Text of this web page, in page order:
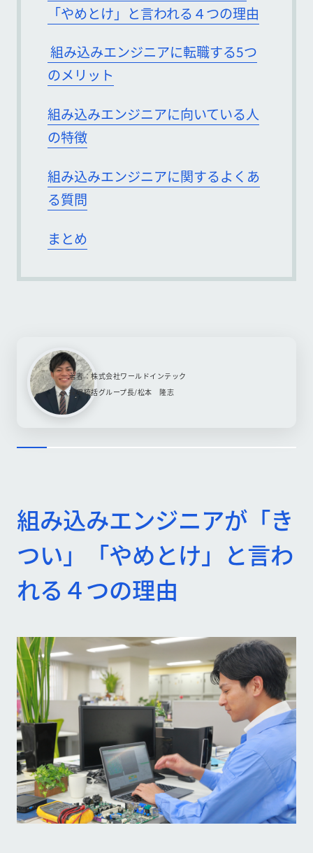
「やめとけ」と言われる４つの理由
組み込みエンジニアに転職する5つ
のメリット
組み込みエンジニアに向いている人
の特徴
組み込みエンジニアに関するよくあ
る質問
まとめ
著者：株式会社ワールドインテック
採用統括グループ長/松本 隆志
組み込みエンジニアが「き
つい」「やめとけ」と言わ
れる４つの理由